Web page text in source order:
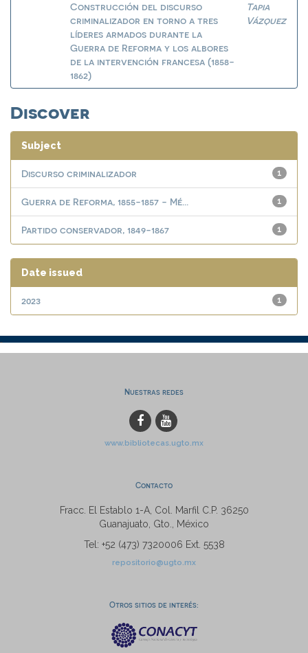
Construcción del discurso
criminalizador en torno a tres
líderes armados durante la
Guerra de Reforma y los albores
de la intervención francesa (1858-
1862)
Tapia
Vázquez
Discover
Subject
1
Discurso criminalizador
1
Guerra de Reforma, 1855-1857 - Mé...
1
Partido conservador, 1849-1867
Date issued
1
2023
Nuestras redes
www.bibliotecas.ugto.mx
Contacto
Fracc. El Establo 1-A, Col. Marfil C.P. 36250
Guanajuato, Gto., México
Tel: +52 (473) 7320006 Ext. 5538
repositorio@ugto.mx
Otros sitios de interés: